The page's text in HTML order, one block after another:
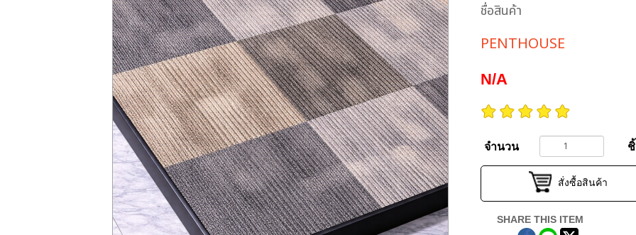
ชื่อสินค้า
PENTHOUSE
N/A
จำนวน
สั่งซื้อสินค้า
SHARE THIS ITEM